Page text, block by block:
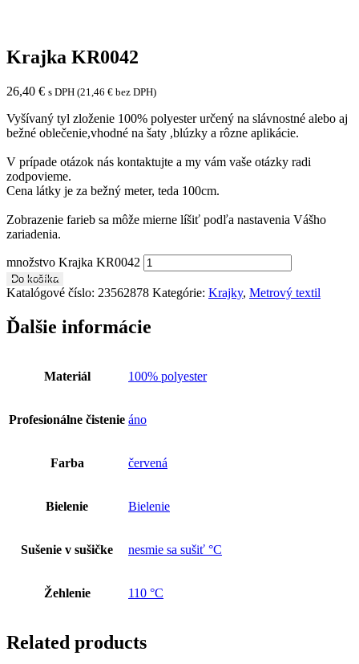
Krajka KR0042
26,40 € s DPH (21,46 € bez DPH)
Vyšívaný tyl zloženie 100% polyester určený na slávnostné alebo aj
bežné oblečenie,vhodné na šaty ,blúzky a rôzne aplikácie.
V prípade otázok nás kontaktujte a my vám vaše otázky radi
zodpovieme.
Cena látky je za bežný meter, teda 100cm.
Zobrazenie farieb sa môže mierne líšiť podľa nastavenia Vášho
zariadenia.
množstvo Krajka KR0042
Do košíka
Katalógové číslo: 23562878 Kategórie: Krajky, Metrový textil
Ďalšie informácie
Materiál 100% polyester
Profesionálne čistenie áno
Farba červená
Bielenie Bielenie
Sušenie v sušičke nesmie sa sušiť °C
Žehlenie 110 °C
Related products